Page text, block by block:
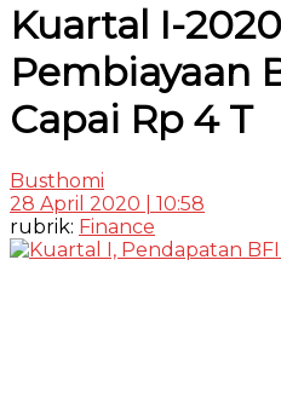
Kuartal I-
Pembiayaan
Capai Rp 4 T
Busthomi
28 April 2020 | 10:58
rubrik: Finance